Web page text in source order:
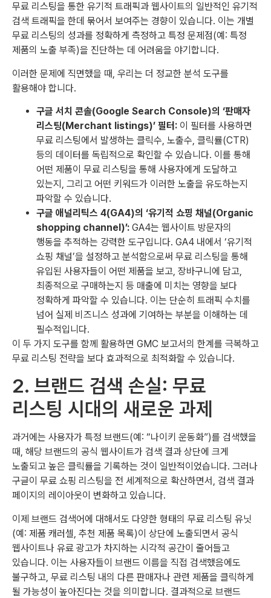
무료 리스팅을 통한 유기적 트래픽과 웹사이트의 일반적인 유기적
검색 트래픽을 한데 묶어서 보여주는 경향이 있습니다. 이는 개별
무료 리스팅의 성과를 정확하게 측정하고 특정 문제점(예: 특정
제품의 노출 부족)을 진단하는 데 어려움을 야기합니다.
이러한 문제에 직면했을 때, 우리는 더 정교한 분석 도구를
활용해야 합니다.
구글 서치 콘솔(Google Search Console)의 ‘판매자
리스팅(Merchant listings)’ 필터: 이 필터를 사용하면
무료 리스팅에서 발생하는 클릭수, 노출수, 클릭률(CTR)
등의 데이터를 독립적으로 확인할 수 있습니다. 이를 통해
어떤 제품이 무료 리스팅을 통해 사용자에게 도달하고
있는지, 그리고 어떤 키워드가 이러한 노출을 유도하는지
파악할 수 있습니다.
구글 애널리틱스 4(GA4)의 ‘유기적 쇼핑 채널(Organic
shopping channel)’: GA4는 웹사이트 방문자의
행동을 추적하는 강력한 도구입니다. GA4 내에서 ‘유기적
쇼핑 채널’을 설정하고 분석함으로써 무료 리스팅을 통해
유입된 사용자들이 어떤 제품을 보고, 장바구니에 담고,
최종적으로 구매하는지 등 매출에 미치는 영향을 보다
정확하게 파악할 수 있습니다. 이는 단순히 트래픽 수치를
넘어 실제 비즈니스 성과에 기여하는 부분을 이해하는 데
필수적입니다.
이 두 가지 도구를 함께 활용하면 GMC 보고서의 한계를 극복하고
무료 리스팅 전략을 보다 효과적으로 최적화할 수 있습니다.
2. 브랜드 검색 손실: 무료
리스팅 시대의 새로운 과제
과거에는 사용자가 특정 브랜드(예: “나이키 운동화”)를 검색했을
때, 해당 브랜드의 공식 웹사이트가 검색 결과 상단에 크게
노출되고 높은 클릭률을 기록하는 것이 일반적이었습니다. 그러나
구글이 무료 쇼핑 리스팅을 전 세계적으로 확산하면서, 검색 결과
페이지의 레이아웃이 변화하고 있습니다.
이제 브랜드 검색어에 대해서도 다양한 형태의 무료 리스팅 유닛
(예: 제품 캐러셀, 추천 제품 목록)이 상단에 노출되면서 공식
웹사이트나 유료 광고가 차지하는 시각적 공간이 줄어들고
있습니다. 이는 사용자들이 브랜드 이름을 직접 검색했음에도
불구하고, 무료 리스팅 내의 다른 판매자나 관련 제품을 클릭하게
될 가능성이 높아진다는 것을 의미합니다. 결과적으로 브랜드